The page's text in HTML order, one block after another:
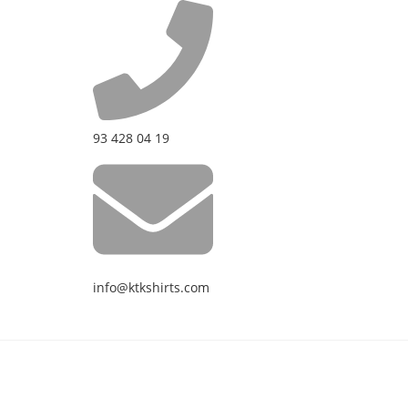
93 428 04 19
info@ktkshirts.com